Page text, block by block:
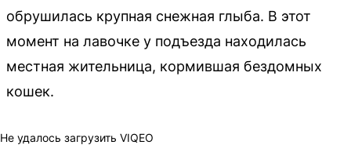
обрушилась крупная снежная глыба. В этот
момент на лавочке у подъезда находилась
местная жительница, кормившая бездомных
кошек.
Не удалось загрузить VIQEO